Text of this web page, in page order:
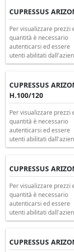
CUPRESSUS
Per visualizzare prezzi
quantità è necessario
autenticarsi ed essere
utenti abilitati
CUPRESSUS
H.100/120
Per visualizzare prezzi
quantità è necessario
autenticarsi ed essere
utenti abilitati
CUPRESSUS
Per visualizzare prezzi
quantità è necessario
autenticarsi ed essere
utenti abilitati
CUPRESSUS